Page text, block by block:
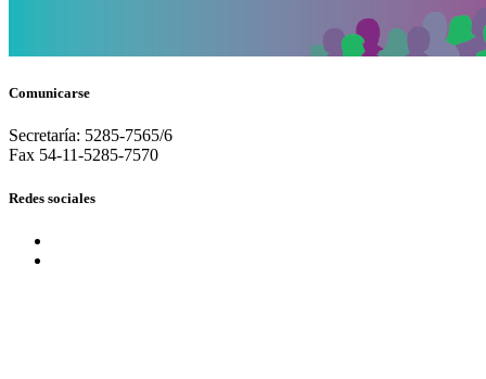
Comunicarse
Secretaría: 5285-7565/6
Fax 54-11-5285-7570
Redes sociales